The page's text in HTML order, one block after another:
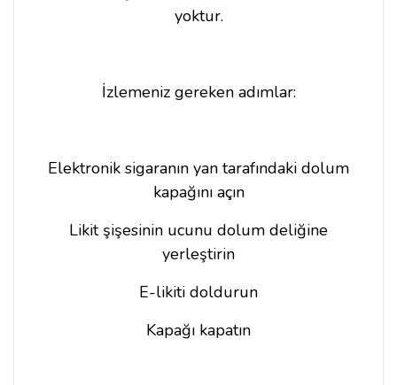
yoktur.
İzlemeniz gereken adımlar:
Elektronik sigaranın yan tarafındaki dolum
kapağını açın
Likit şişesinin ucunu dolum deliğine
yerleştirin
E-likiti doldurun
Kapağı kapatın